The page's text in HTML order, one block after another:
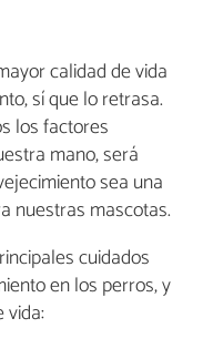
calidad de vida
sí que lo retrasa.
los factores
mano, será
sea una
nuestras mascotas.
cuidados
en los perros, y
vida: